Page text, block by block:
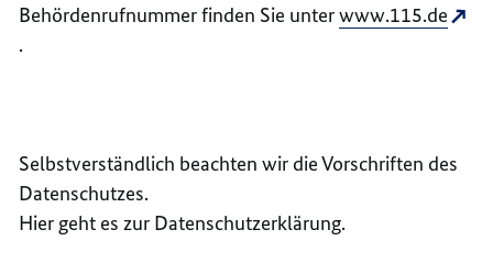
Behördenrufnummer finden Sie unterwww.115.de
.
Selbstverständlich beachten wir die Vorschriften des
Datenschutzes.
Hier geht es zur Datenschutzerklärung.